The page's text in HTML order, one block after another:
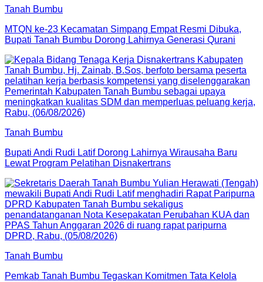
Tanah Bumbu
MTQN ke-23 Kecamatan Simpang Empat Resmi Dibuka,
Bupati Tanah Bumbu Dorong Lahirnya Generasi Qurani
Tanah Bumbu
Bupati Andi Rudi Latif Dorong Lahirnya Wirausaha Baru
Lewat Program Pelatihan Disnakertrans
Tanah Bumbu
Pemkab Tanah Bumbu Tegaskan Komitmen Tata Kelola